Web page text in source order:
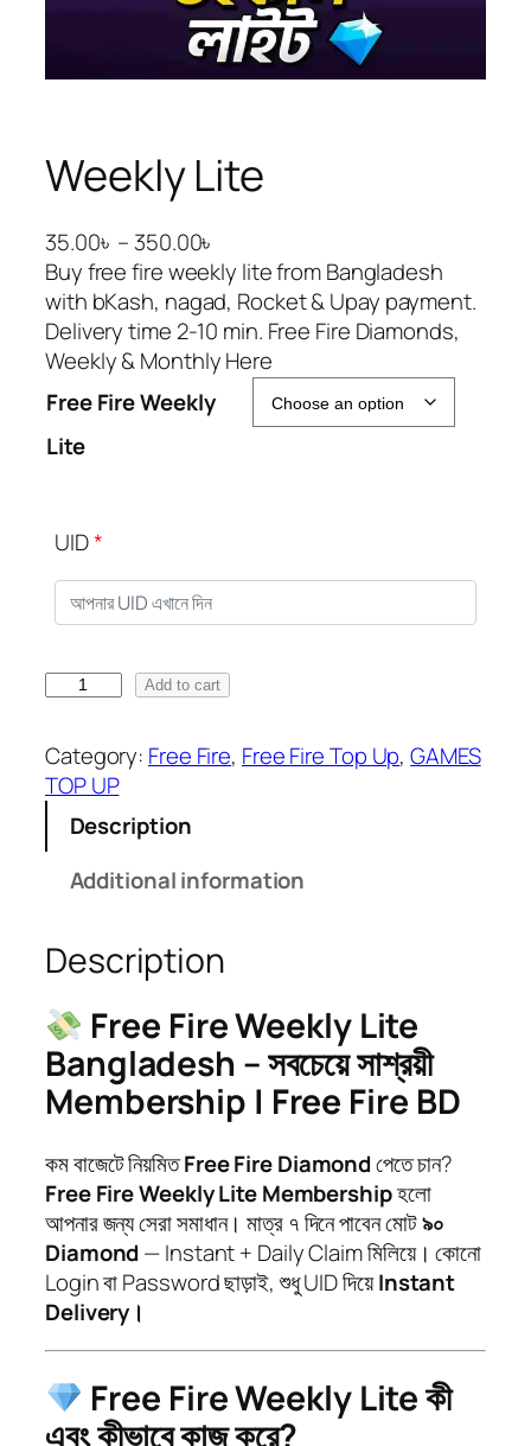
Weekly Lite
35.00৳ – 350.00৳
r
i
c
e
.
0
t
u
h
3
5
0
.
0
৳
Buy free fire weekly lite from Bangladesh
with bKash, nagad, Rocket & Upay payment.
Delivery time 2-10 min. Free Fire Diamonds,
Weekly & Monthly Here
Free Fire Weekly
Lite
UID*
e
k
l
e
q
u
a
n
t
t
y
Add to cart
Category: Free Fire, Free Fire Top Up, GAMES
TOP UP
Description
Additional information
Description
Free Fire Weekly Lite
Bangladesh – সবচেয়ে সাশ্রয়ী
Membership | Free Fire BD
কম বাজেটে নিয়মিতFree Fire Diamondপেতে চান?
Free Fire Weekly Lite Membershipহলো
আপনার জন্য সেরা সমাধান। মাত্র ৭ দিনে পাবেন মোট৯০
Diamond— Instant + Daily Claim মিলিয়ে। কোনো
Login বা Password ছাড়াই, শুধু UID দিয়েInstant
Delivery।
Free Fire Weekly Lite কী
এবং কীভাবে কাজ করে?